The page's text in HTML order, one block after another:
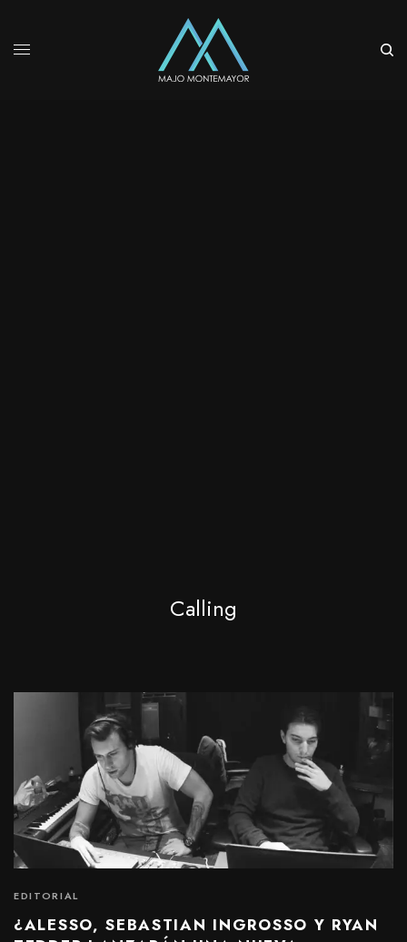
Calling
EDITORIAL
¿ALESSO, SEBASTIAN INGROSSO Y RYAN